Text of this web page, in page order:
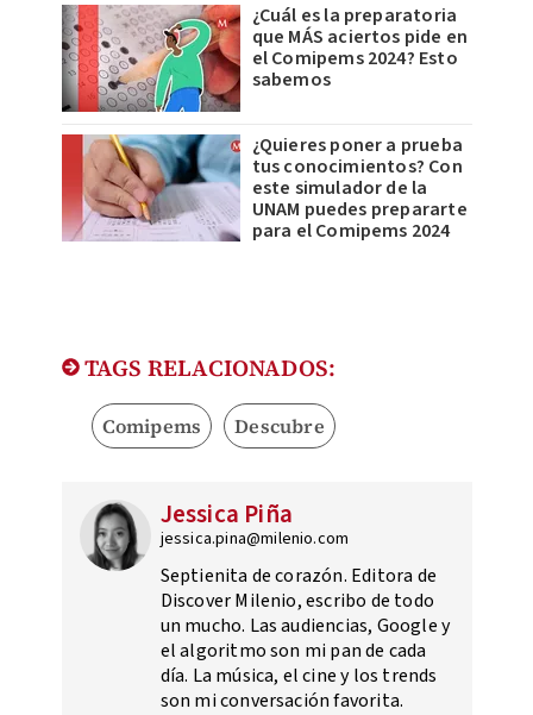
¿Cuál es la preparatoria
que MÁS aciertos pide en
el Comipems 2024? Esto
sabemos
¿Quieres poner a prueba
tus conocimientos? Con
este simulador de la
UNAM puedes prepararte
para el Comipems 2024
TAGS RELACIONADOS:
Comipems Descubre
Jessica Piña
jessica.pina@milenio.com
Septienita de corazón. Editora de
Discover Milenio, escribo de todo
un mucho. Las audiencias, Google y
el algoritmo son mi pan de cada
día. La música, el cine y los trends
son mi conversación favorita.